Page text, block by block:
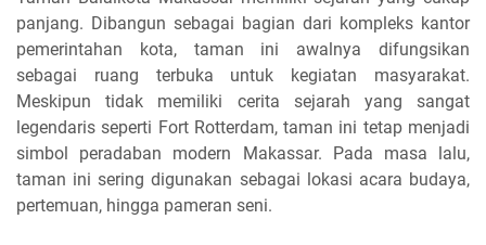
panjang. Dibangun sebagai bagian dari kompleks kantor
pemerintahan kota, taman ini awalnya difungsikan
sebagai ruang terbuka untuk kegiatan masyarakat.
Meskipun tidak memiliki cerita sejarah yang sangat
legendaris seperti Fort Rotterdam, taman ini tetap menjadi
simbol peradaban modern Makassar. Pada masa lalu,
taman ini sering digunakan sebagai lokasi acara budaya,
pertemuan, hingga pameran seni.